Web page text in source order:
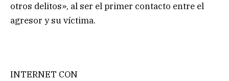
otros delitos», al ser el primer contacto entre el
agresor y su víctima.
INTERNET CON